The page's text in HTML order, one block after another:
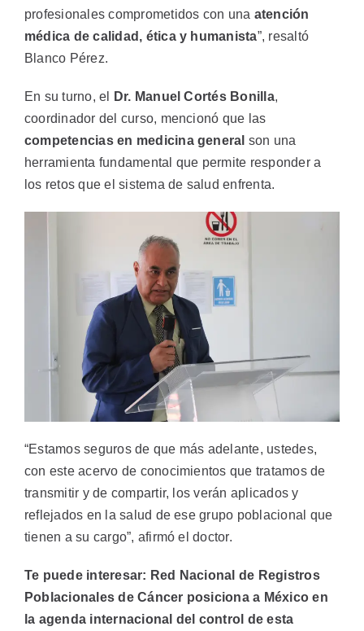
profesionales comprometidos con una atención
médica de calidad, ética y humanista”, resaltó
Blanco Pérez.
En su turno, el Dr. Manuel Cortés Bonilla,
coordinador del curso, mencionó que las
competencias en medicina general son una
herramienta fundamental que permite responder a
los retos que el sistema de salud enfrenta.
“Estamos seguros de que más adelante, ustedes,
con este acervo de conocimientos que tratamos de
transmitir y de compartir, los verán aplicados y
reflejados en la salud de ese grupo poblacional que
tienen a su cargo”, afirmó el doctor.
Te puede interesar: Red Nacional de Registros
Poblacionales de Cáncer posiciona a México en
la agenda internacional del control de esta